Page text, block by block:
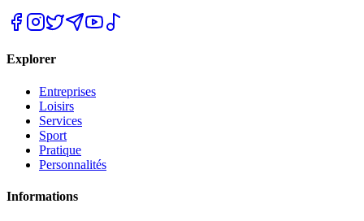
Explorer
Entreprises
Loisirs
Services
Sport
Pratique
Personnalités
Informations